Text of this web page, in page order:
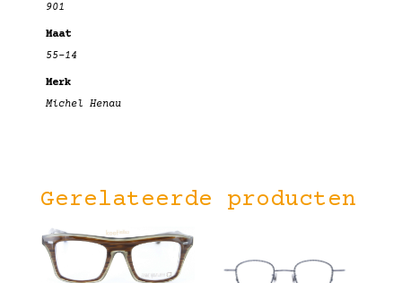
901
Maat
55-14
Merk
Michel Henau
Gerelateerde producten